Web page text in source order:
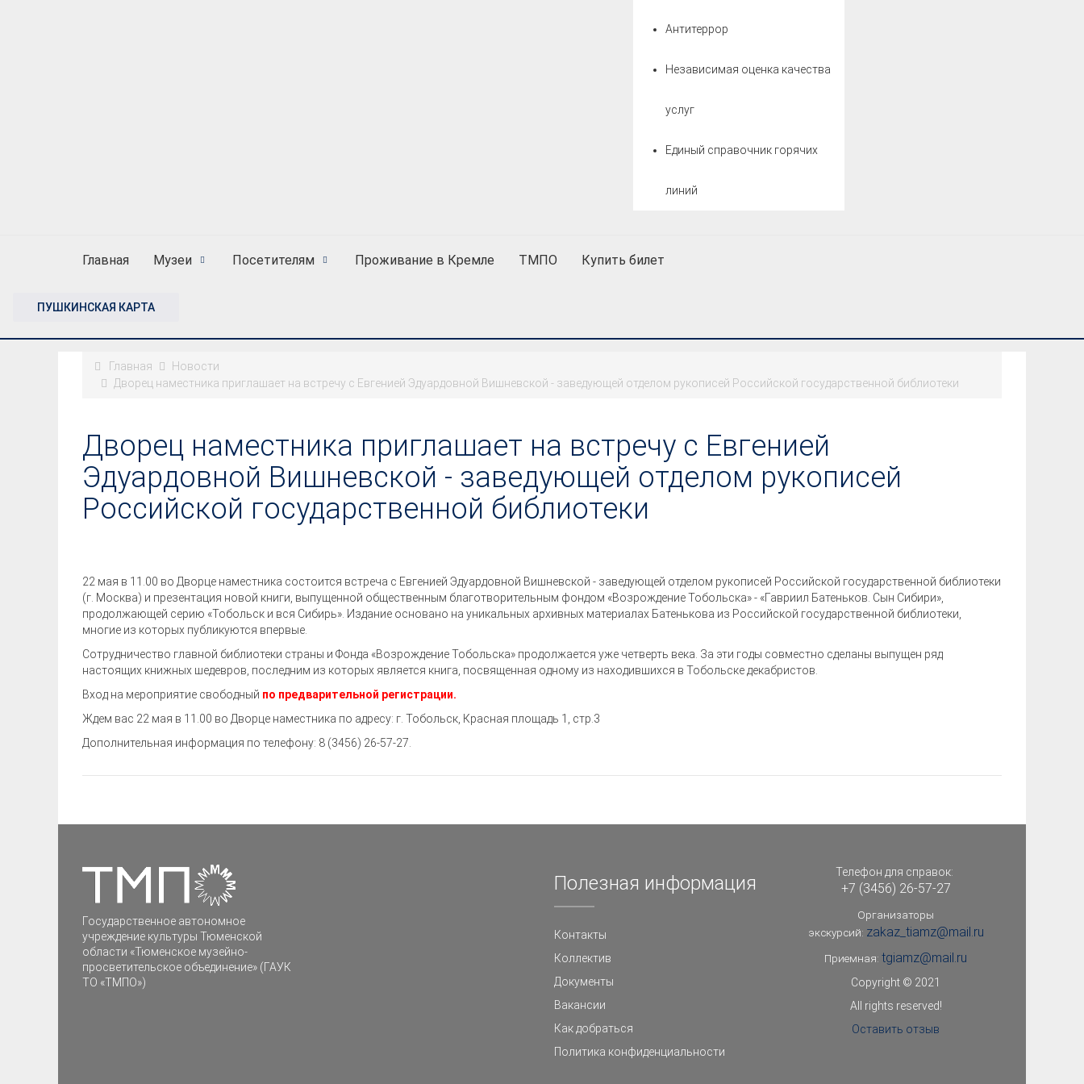
Антитеррор
Независимая оценка качества
услуг
Единый справочник горячих
линий
Главная Музеи Посетителям Проживание в Кремле ТМПО Купить билет
ПУШКИНСКАЯ КАРТА
Главная
Новости
Дворец наместника приглашает на встречу с Евгенией Эдуардовной Вишневской - заведующей отделом рукописей Российской государственной библиотеки
Дворец наместника приглашает на встречу с Евгенией
Эдуардовной Вишневской - заведующей отделом рукописей
Российской государственной библиотеки
22 мая в 11.00 во Дворце наместника состоится встреча с Евгенией Эдуардовной Вишневской - заведующей отделом рукописей Российской государственной библиотеки
(г. Москва) и презентация новой книги, выпущенной общественным благотворительным фондом «Возрождение Тобольска» - «Гавриил Батеньков. Сын Сибири»,
продолжающей серию «Тобольск и вся Сибирь». Издание основано на уникальных архивных материалах Батенькова из Российской государственной библиотеки,
многие из которых публикуются впервые.
Сотрудничество главной библиотеки страны и Фонда «Возрождение Тобольска» продолжается уже четверть века. За эти годы совместно сделаны выпущен ряд
настоящих книжных шедевров, последним из которых является книга, посвященная одному из находившихся в Тобольске декабристов.
Вход на мероприятие свободный по предварительной регистрации.
Ждем вас 22 мая в 11.00 во Дворце наместника по адресу: г. Тобольск, Красная площадь 1, стр.3
Дополнительная информация по телефону: 8 (3456) 26-57-27.
Государственное автономное
учреждение культуры Тюменской
области «Тюменское музейно-
просветительское объединение» (ГАУК
ТО «ТМПО»)
Полезная информация
Контакты
Коллектив
Документы
Вакансии
Как добраться
Политика конфиденциальности
Телефон для справок:
+7 (3456) 26-57-27
Организаторы
экскурсий: zakaz_tiamz@mail.ru
Приемная: tgiamz@mail.ru
Copyright © 2021
All rights reserved!
Оставить отзыв